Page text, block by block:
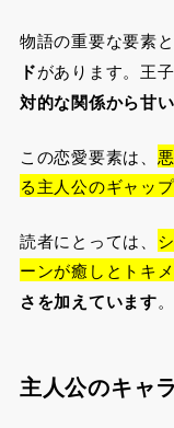
物語の重要な要素と
ドがあります。王
対的な関係から甘
この恋愛要素は、
る主人公のギャップ
読者にとっては、
ーンが癒しとトキ
さを加えています。
主人公のキャ